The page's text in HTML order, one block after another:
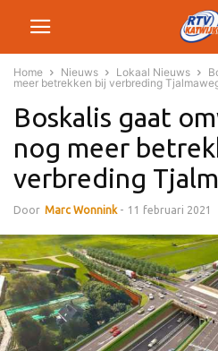
Home Nieuws Lokaal Nieuws
meer betrekken bij verbreding
Boskalis gaat
nog meer
verbreding
Door Marc Wonnink - 11 februari 2021